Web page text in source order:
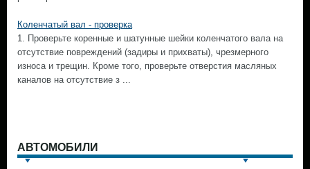
Коленчатый вал - проверка
1. Проверьте коренные и шатунные шейки коленчатого вала на
отсутствие повреждений (задиры и прихваты), чрезмерного
износа и трещин. Кроме того, проверьте отверстия масляных
каналов на отсутствие з ...
АВТОМОБИЛИ